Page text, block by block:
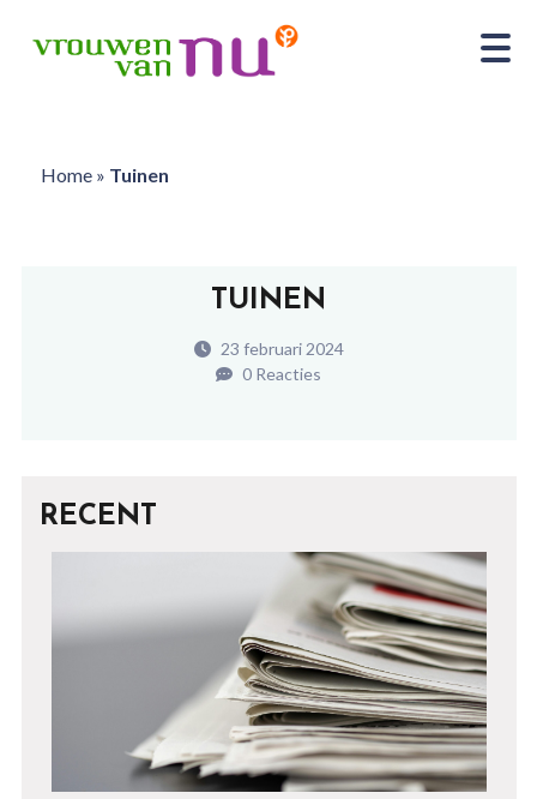
Home» Tuinen
TUINEN
23 februari 2024
0 Reacties
RECENT